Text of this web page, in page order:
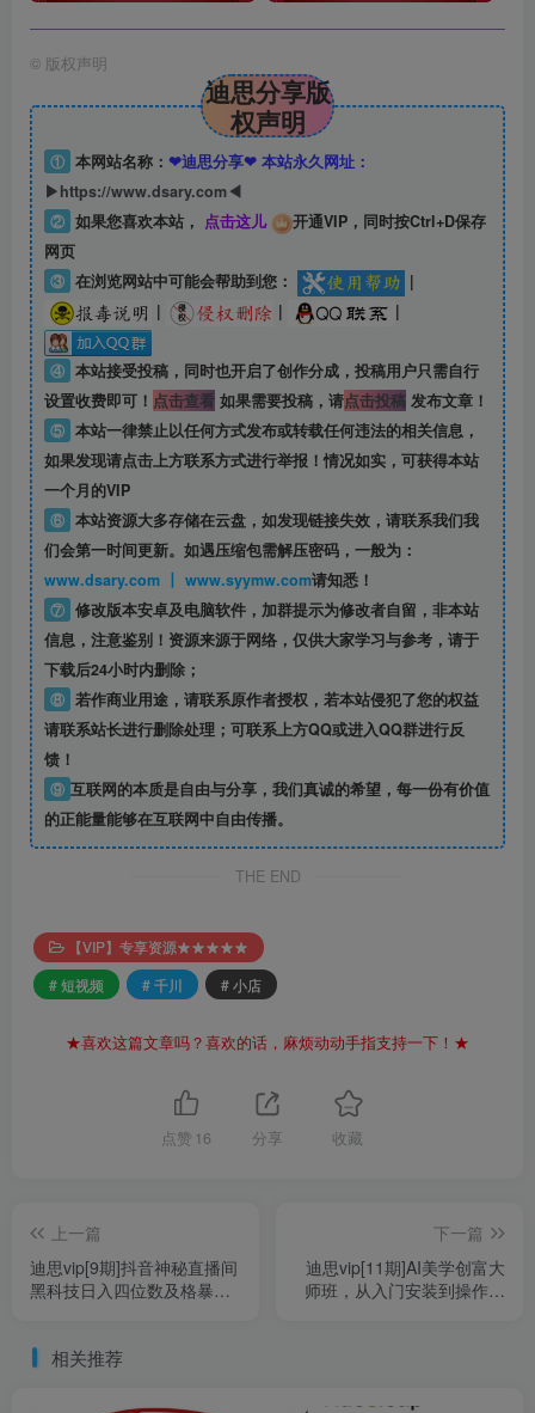
© 版权声明
迪思分享版
权声明
① 本网站名称： ❤迪思分享❤ 本站永久网址：
▶https://www.dsary.com◀
② 如果您喜欢本站， 点击这儿
开通VIP，同时按Ctrl+D保存
网页
③ 在浏览网站中可能会帮助到您：
|
|
| |
④ 本站接受投稿，同时也开启了创作分成，投稿用户只需自行
设置收费即可！ 点击查看如果需要投稿，请点击投稿发布文章！
⑤ 本站一律禁止以任何方式发布或转载任何违法的相关信息，
如果发现请点击上方联系方式进行举报！情况如实，可获得本站
一个月的VIP
⑥ 本站资源大多存储在云盘，如发现链接失效，请联系我们我
们会第一时间更新。如遇压缩包需解压密码，一般为：
www.dsary.com 丨 www.syymw.com请知悉！
⑦ 修改版本安卓及电脑软件，加群提示为修改者自留， 非本站
信息，注意鉴别！资源来源于网络，仅供大家学习与参考，请于
下载后24小时内删除；
⑧ 若作商业用途，请联系原作者授权，若本站侵犯了您的权益
请联系站长进行删除处理；可联系上方QQ或进入QQ群进行反
馈！
⑨ 互联网的本质是自由与分享，我们真诚的希望，每一份有价值
的正能量能够在互联网中自由传播。
THE END
【VIP】专享资源★★★★★
# 短视频
# 千川 # 小店
★喜欢这篇文章吗？喜欢的话，麻烦动动手指支持一下！★
点赞 16 分享 收藏
上一篇
迪思vip[9期]抖音神秘直播间
黑科技日入四位数及格暴力
下一篇
迪思vip[11期]AI美学创富大
师班，从入门安装到操作进
相关推荐